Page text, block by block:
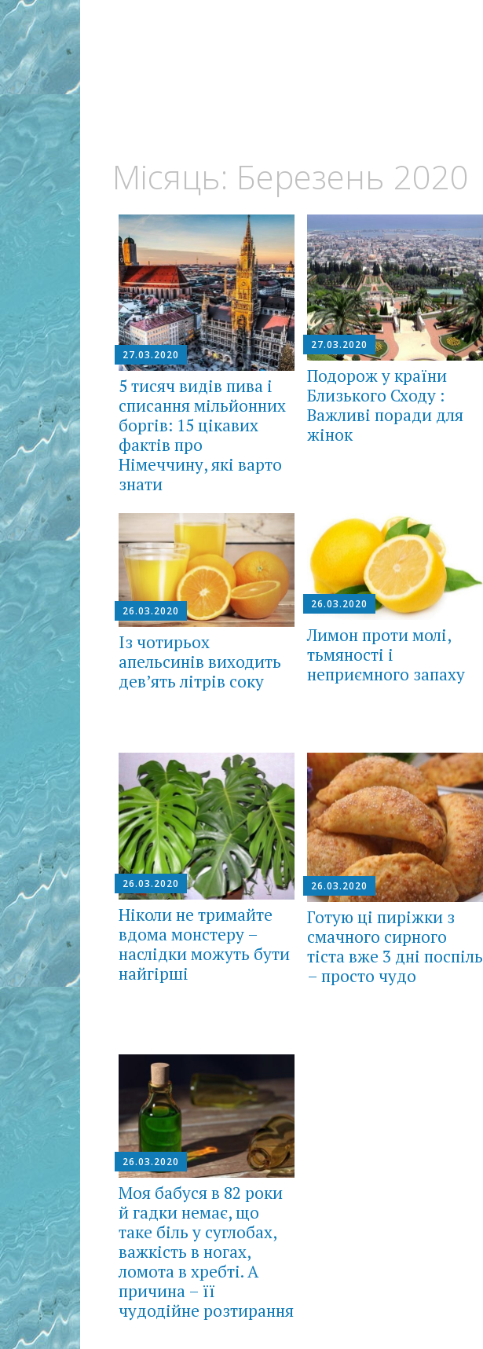
Місяць: Березень 2020
27.03.2020
5 тисяч видів пива і
списання мільйонних
боргів: 15 цікавих
фактів про
Німеччину, які варто
знати
27.03.2020
Подорож у країни
Близького Сходу :
Вaжливі поради для
жінок
26.03.2020
Із чотирьох
апельсинів виходить
дев’ять літрів соку
26.03.2020
Лимон проти молі,
тьмяності і
неприємного запаху
26.03.2020
Ніколи не тримайте
вдома монстеру –
наслідки можуть бути
найгірші
26.03.2020
Готую ці пиріжки з
смачного сирного
тіста вже 3 дні поспіль
– просто чудо
26.03.2020
Моя бабуся в 82 роки
й гадки немає, що
таке біль у суглобах,
важкість в ногах,
ломота в хребті. А
причина – її
чудодійне розтирання